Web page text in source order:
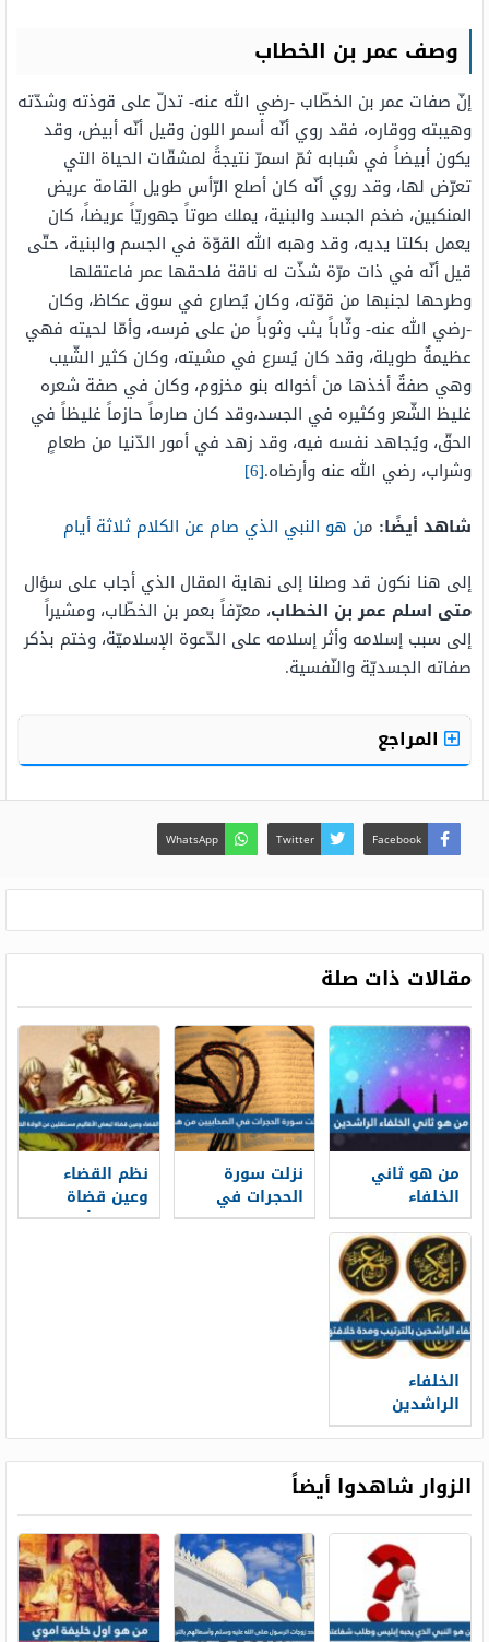
وصف عمر بن الخطاب
إنّ صفات عمر بن الخطّاب -رضي الله عنه- تدلّ على قوذته وشدّته
وهيبته ووقاره، فقد روي أنّه أسمر اللون وقيل أنّه أبيض، وقد
يكون أبيضاً في شبابه ثمّ اسمرّ نتيجةً لمشقّات الحياة التي
تعرّض لها، وقد روي أنّه كان أصلع الرّأس طويل القامة عريض
المنكبين، ضخم الجسد والبنية، يملك صوتاً جهوريّاً عريضاً، كان
يعمل بكلتا يديه، وقد وهبه الله القوّة في الجسم والبنية، حتّى
قيل أنّه في ذات مرّة شذّت له ناقة فلحقها عمر فاعتقلها
وطرحها لجنبها من قوّته، وكان يُصارع في سوق عكاظ، وكان
-رضي الله عنه- وثّاباً يثب وثوباً من على فرسه، وأمّا لحيته فهي
عظيمةٌ طويلة، وقد كان يُسرع في مشيته، وكان كثير الشّيب
وهي صفةٌ أخذها من أخواله بنو مخزوم، وكان في صفة شعره
غليظ الشّعر وكثيره في الجسد،وقد كان صارماً حازماً غليظاً في
الحقّ، ويُجاهد نفسه فيه، وقد زهد في أمور الدّنيا من طعامٍ
وشراب، رضي الله عنه وأرضاه.[6]
شاهد أيضًا: من هو النبي الذي صام عن الكلام ثلاثة أيام
إلى هنا نكون قد وصلنا إلى نهاية المقال الذي أجاب على سؤال
متى اسلم عمر بن الخطاب، معرّفاً بعمر بن الخطّاب، ومشيراً
إلى سبب إسلامه وأثر إسلامه على الدّعوة الإسلاميّة، وختم بذكر
صفاته الجسديّة والنّفسية.
المراجع
Facebook
Twitter
WhatsApp
مقالات ذات صلة
من هو ثاني
الخلفاء
الراشدين
نزلت سورة
الحجرات في
الصحابيين من
نظم القضاء
وعين قضاة
لبعض الأقاليم
الخلفاء
الراشدين
بالترتيب ومدة
الزوار شاهدوا أيضاً